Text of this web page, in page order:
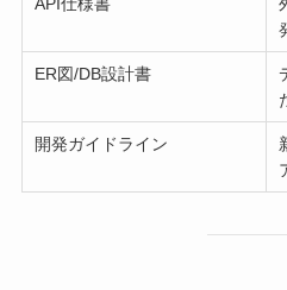
ER図/DB設計書
開発ガイドライン